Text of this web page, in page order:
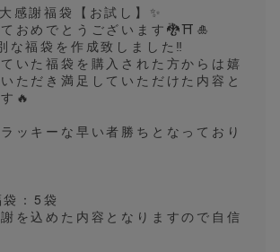
感謝福袋【お試し】✨️
おめでとうございます🐉⛩️🎍
な福袋を作成致しました‼️
いた福袋を購入された方からは嬉
ただき満足していただけた内容と
🔥
ッキーな早い者勝ちとなっており
：5袋
を込めた内容となりますので自信